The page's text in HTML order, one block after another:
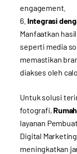
engagement.
Integrasi
Manfaatkan
seperti media
memastikan
diakses oleh
Untuk solusi
fotografi,
layanan
Digital
meningkatkan